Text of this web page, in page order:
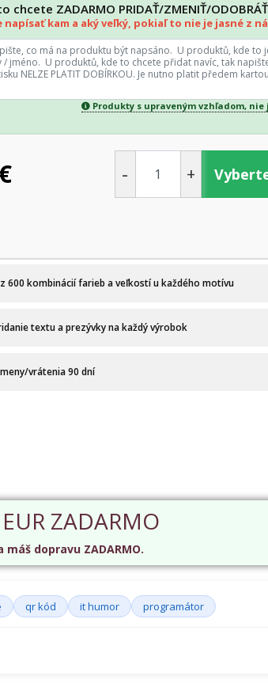
chcete ZADARMO PRIDAŤ/ZMENIŤ/ODOBRÁŤ
kam a aký veľký, pokiaľ to nie je jasné z
Produkty s upraveným vzhľadom,
€ - +
600 kombinácií farieb a veľkostí u každého motívu
textu a prezývky na každý výrobok
vrátenia 90 dní
ZADARMO
máš dopravu ZADARMO.
qr kód it humor programátor